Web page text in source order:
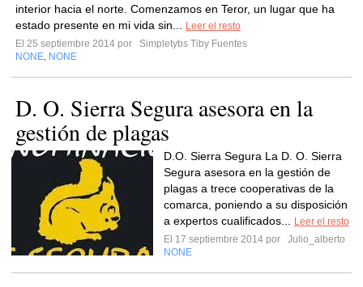
interior hacia el norte. Comenzamos en Teror, un lugar que ha
estado presente en mi vida sin...
Leer el resto
El 25 septiembre 2014 por
Simpletybs Tiby Fuentes
NONE NONE
D. O. Sierra Segura asesora en la
gestión de plagas
D.O. Sierra Segura La D. O. Sierra
Segura asesora en la gestión de
plagas a trece cooperativas de la
comarca, poniendo a su disposición
a expertos cualificados...
Leer el resto
El 17 septiembre 2014 por
Julio_alberto
NONE